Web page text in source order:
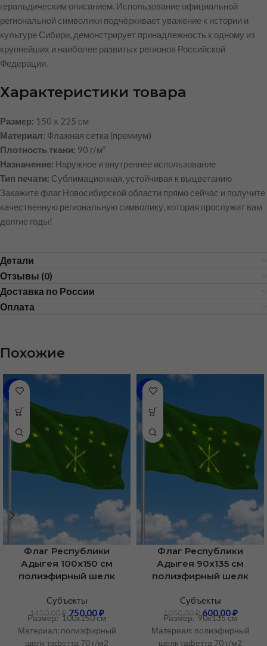
геральдическим описанием. Использование официальной
региональной символики подчёркивает уважение к истории и
культуре Сибири, демонстрирует принадлежность к одному из
крупнейших и наиболее развитых регионов Российской
Федерации.
Характеристики товара
Размер: 150 х 225 см
Материал: Флажная сетка (премиум)
Плотность ткани: 90 г/м²
Назначение: Наружное и внутреннее использование
Тип печати: Сублимационная, устойчивая к выцветанию
Закажите флаг Новосибирской области прямо сейчас и получите
качественную региональную символику, которая прослужит вам
долгие годы!
Детали
Отзывы (0)
Доставка по России
Оплата
Похожие
-48%
Флаг Республики
Адыгея 100х150 см
полиэфирный шелк
Cубъекты
1450,00₽ 750,00₽
Размер: 100х150 см
Материал: полиэфирный
шелк тафетта 70 г/м2
-43%
Флаг Республики
Адыгея 90х135 см
полиэфирный шелк
Cубъекты
1050,00₽ 600,00₽
Размер: 90х135 см
Материал: полиэфирный
шелк тафетта 70 г/м2